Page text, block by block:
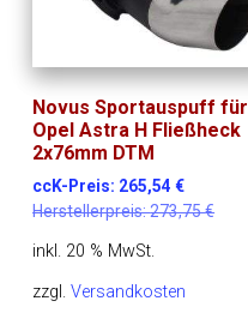
Novus Sportauspuff für
Opel Astra H Fließheck
2x76mm DTM
ccK-Preis: 265,54€
Herstellerpreis:273,75€
inkl. 20 % MwSt.
zzgl.Versandkosten